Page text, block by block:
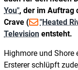
You", der im Auftrag
Crave (
"Heated
Television entsteht.
Highmore und Shore
Ersterer schlüpft